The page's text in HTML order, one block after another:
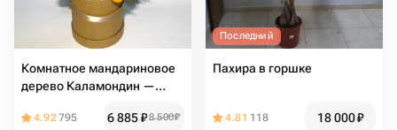
Комнатное мандариновое
дерево Каламондин —
горшке
4.92795 6 885₽8 500₽
Последний
Пахира в горшке
4.81 118 18 000₽